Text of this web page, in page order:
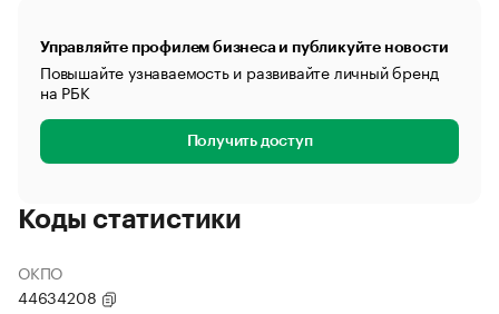
Управляйте профилем бизнеса и публикуйте новости
Повышайте узнаваемость и развивайте личный бренд
на РБК
Получить доступ
Коды статистики
ОКПО
44634208